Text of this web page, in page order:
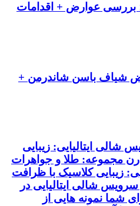
بررسی عوارض + اقدامات
شیاف باسن شاندرمن +
شالی ایتالیایی: زیبایی
مجموعه: طلا و جواهرات
زیبایی کلاسیک با ظرافت
شالی ایتالیایی در
شما نمونه هایی از